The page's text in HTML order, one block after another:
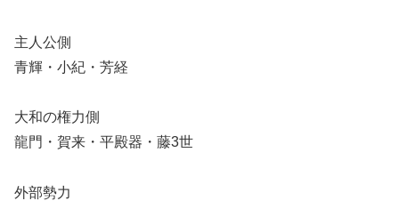
主人公側
青輝・小紀・芳経
大和の権力側
龍門・賀来・平殿器・藤3世
外部勢力